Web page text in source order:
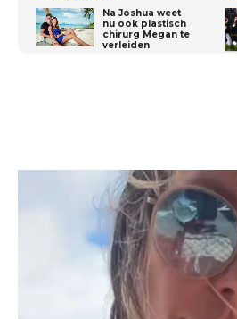
Na Joshua weet
nu ook plastisch
chirurg Megan te
verleiden